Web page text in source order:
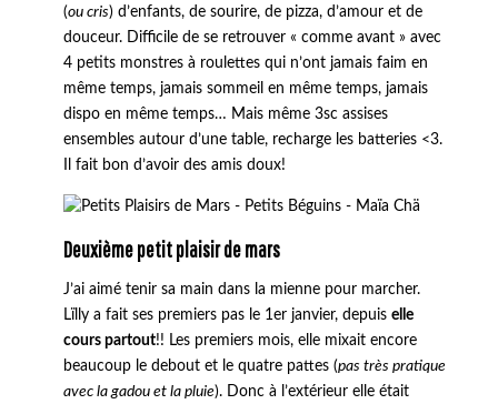
(ou cris) d’enfants, de sourire, de pizza, d’amour et de
douceur. Difficile de se retrouver « comme avant » avec
4 petits monstres à roulettes qui n’ont jamais faim en
même temps, jamais sommeil en même temps, jamais
dispo en même temps… Mais même 3sc assises
ensembles autour d’une table, recharge les batteries <3.
Il fait bon d’avoir des amis doux!
Deuxième petit plaisir de mars
J’ai aimé tenir sa main dans la mienne pour marcher.
Lïlly a fait ses premiers pas le 1er janvier, depuis elle
cours partout!! Les premiers mois, elle mixait encore
beaucoup le debout et le quatre pattes (pas très pratique
avec la gadou et la pluie). Donc à l’extérieur elle était